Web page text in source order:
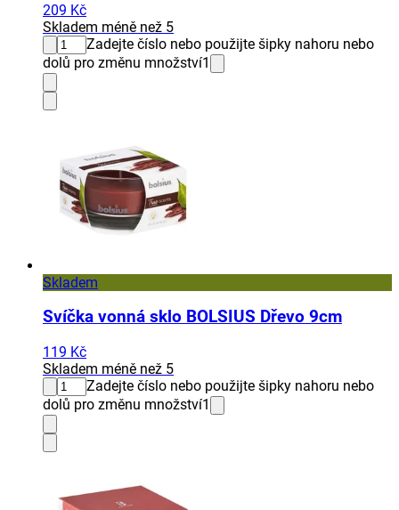
209 Kč
Skladem méně než 5
Zadejte číslo nebo použijte šipky nahoru nebo
dolů pro změnu množství1
Skladem
Svíčka vonná sklo BOLSIUS Dřevo 9cm
119 Kč
Skladem méně než 5
Zadejte číslo nebo použijte šipky nahoru nebo
dolů pro změnu množství1